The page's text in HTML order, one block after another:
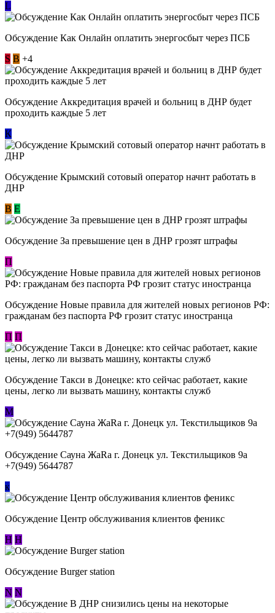
L
Обсуждение ​Как Онлайн оплатить энергосбыт через ПСБ
S В +4
Обсуждение Аккредитация врачей и больниц в ДНР будет
проходить каждые 5 лет
К
Обсуждение Крымский сотовый оператор начнт работать в
ДНР
В E
Обсуждение За превышение цен в ДНР грозят штрафы
П
Обсуждение Новые правила для жителей новых регионов РФ:
гражданам без паспорта РФ грозит статус иностранца
П П
Обсуждение ​Такси в Донецке: кто сейчас работает, какие
цены, легко ли вызвать машину, контакты служб
М
Обсуждение Сауна ЖаRa г. Донецк ул. Текстильщиков 9а
+7(949) 5644787
к
Обсуждение Центр обслуживания клиентов феникс
Н Н
Обсуждение Burger station
N N